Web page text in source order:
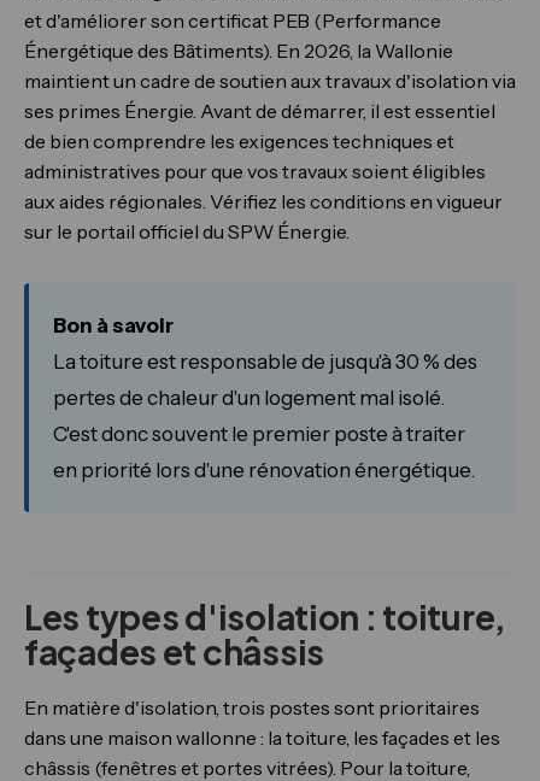
et d'améliorer son certificat PEB (Performance
Énergétique des Bâtiments). En 2026, la Wallonie
maintient un cadre de soutien aux travaux d'isolation via
ses primes Énergie. Avant de démarrer, il est essentiel
de bien comprendre les exigences techniques et
administratives pour que vos travaux soient éligibles
aux aides régionales. Vérifiez les conditions en vigueur
sur le portail officiel du SPW Énergie.
Bon à savoir
La toiture est responsable de jusqu'à 30 % des
pertes de chaleur d'un logement mal isolé.
C'est donc souvent le premier poste à traiter
en priorité lors d'une rénovation énergétique.
Les types d'isolation : toiture,
façades et châssis
En matière d'isolation, trois postes sont prioritaires
dans une maison wallonne : la toiture, les façades et les
châssis (fenêtres et portes vitrées). Pour la toiture,